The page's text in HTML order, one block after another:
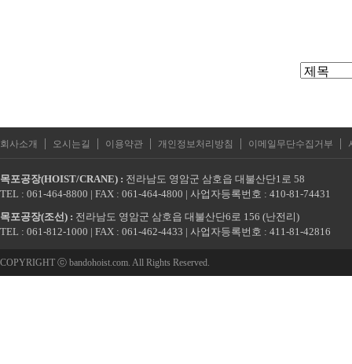
회사소개 | 오시는길 | 이용약관 | 개인정보처리방침 | 이메일무단수집거부 |
목포공장(HOIST/CRANE) : 전라남도 영암군 삼호읍 대불산단1로 58
TEL : 061-464-8800 | FAX : 061-464-4800 | 사업자등록번호 : 410-81-74431
목포공장(조선) : 전라남도 영암군 삼호읍 대불산단6로 156 (난전리)
TEL : 061-812-1000 | FAX : 061-462-4433 | 사업자등록번호 : 411-81-42816
COPYRIGHT ⓒ bandohoist.com. All Rights Reserved.